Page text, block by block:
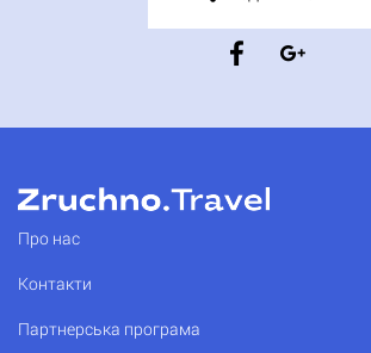
Про нас
Контакти
Партнерська програма